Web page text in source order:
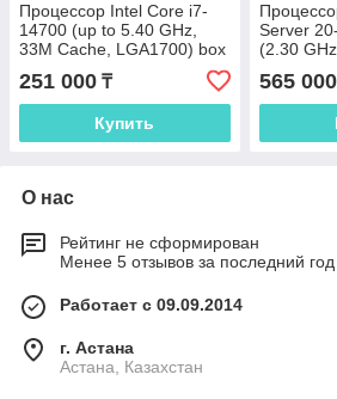
Процессор Intel Core i7-
14700 (up to 5.40 GHz,
33M Cache, LGA1700) box
251 000 ₸
Купить
Server
(2.30
LGA14)
565 000
О нас
Рейтинг не сформирован
Менее 5 отзывов за последний год
Работает с 09.09.2014
г. Астана
Астана, Казахстан